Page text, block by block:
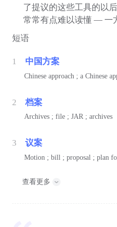
了提议的这些工具的以
常常有点难以读懂 — 一
短语
1 中国方案
Chinese approach ; a Chinese
2 档案
Archives ; file ; JAR ; archives
3 议案
Motion ; bill ; proposal ; plan
查看更多